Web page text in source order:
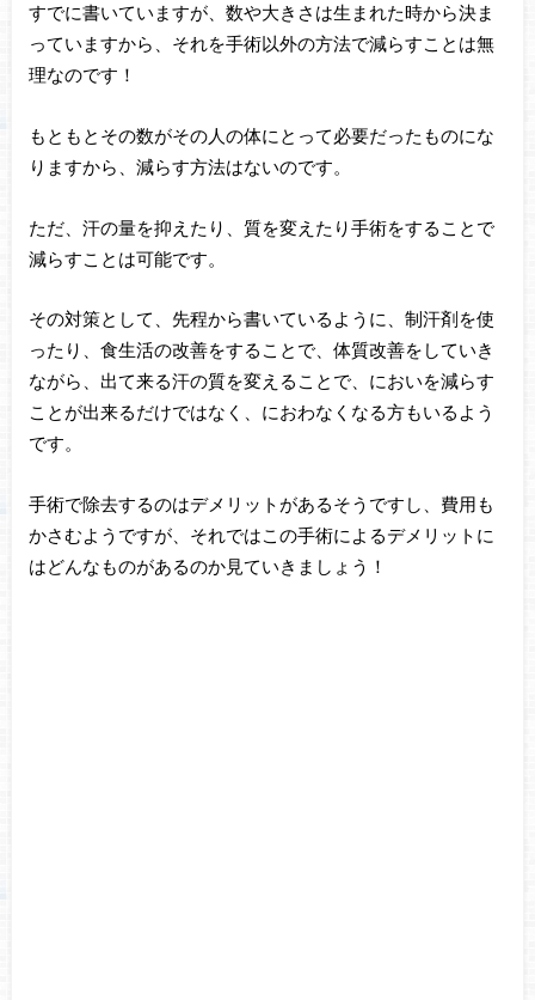
すでに書いていますが、数や大きさは生まれた時から決ま
っていますから、それを手術以外の方法で減らすことは無
理なのです！
もともとその数がその人の体にとって必要だったものにな
りますから、減らす方法はないのです。
ただ、汗の量を抑えたり、質を変えたり手術をすることで
減らすことは可能です。
その対策として、先程から書いているように、制汗剤を使
ったり、食生活の改善をすることで、体質改善をしていき
ながら、出て来る汗の質を変えることで、においを減らす
ことが出来るだけではなく、におわなくなる方もいるよう
です。
手術で除去するのはデメリットがあるそうですし、費用も
かさむようですが、それではこの手術によるデメリットに
はどんなものがあるのか見ていきましょう！